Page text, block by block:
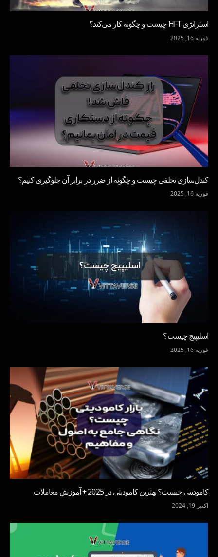
استراتژی HFT چیست و چگونه کار می‌کند؟
فوریه 16, 2025
کندل‌سازی تخلفی چیست و چگونه از ضرر در برابر آن جلوگیری کنیم؟
فوریه 16, 2025
اسلیپیج چیست؟
فوریه 16, 2025
کامودیتی چیست؟ بهترین کامودیتی در 2025 + آموزش معاملات
اکتبر 19, 2024